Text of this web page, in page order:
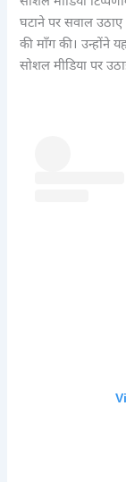
घटाने पर सवाल
की माँग की। उन्होंने
सोशल मीडिया पर